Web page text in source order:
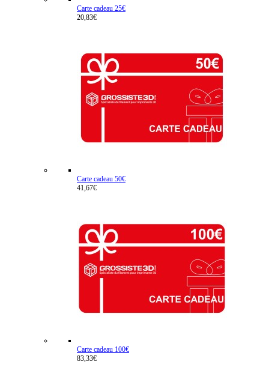
Carte cadeau 25€
20,83€
Carte cadeau 50€
41,67€
Carte cadeau 100€
83,33€